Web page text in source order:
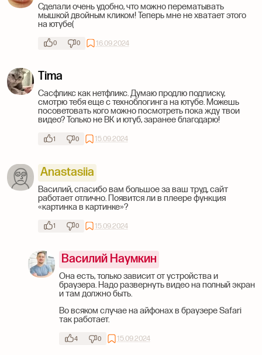
Сделали очень удобно, что можно перематывать
мышкой двойным кликом! Теперь мне не хватает этого
на ютубе(
0 0 16.09.2024
Tima
Сасфликс как нетфликс. Думаю продлю подписку,
смотрю тебя еще с техноблогинга на ютубе. Можешь
посоветовать кого можно посмотреть пока жду твои
видео? Только не ВК и ютуб, заранее благодарю!
1 0 15.09.2024
Anastasiia
Василий, спасибо вам большое за ваш труд, сайт
работает отлично. Появится ли в плеере функция
«картинка в картинке»?
1 0 15.09.2024
Василий Наумкин
Она есть, только зависит от устройства и
браузера. Надо развернуть видео на полный экран
и там должно быть.
Во всяком случае на айфонах в браузере Safari
так работает.
4 0 15.09.2024